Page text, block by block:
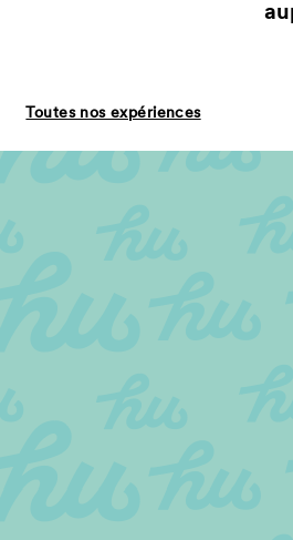
Toutes nos expériences